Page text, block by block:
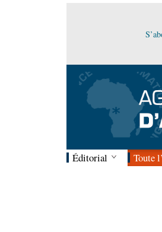
Éditorial Toute